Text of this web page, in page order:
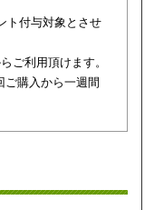
ト付与対象とさせ
ご利用頂けます。
ご購入から一週間